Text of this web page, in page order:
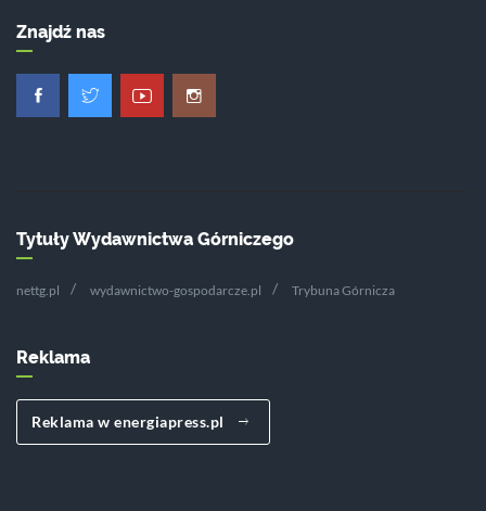
Znajdź nas
Tytuły Wydawnictwa Górniczego
nettg.pl wydawnictwo-gospodarcze.pl Trybuna Górnicza
Reklama
Reklama w energiapress.pl